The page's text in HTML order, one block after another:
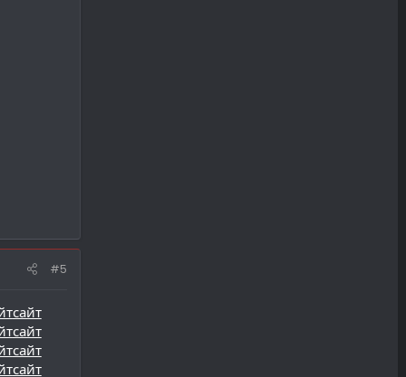
#5
сайт
сайт
сайт
сайт